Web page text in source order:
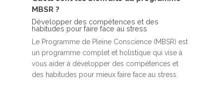
MBSR ?
Développer des compétences et des
habitudes pour faire face au stress
Le Programme de Pleine Conscience (MBSR) est
un programme complet et holistique qui vise à
vous aider à développer des compétences et
des habitudes pour mieux faire face au stress.